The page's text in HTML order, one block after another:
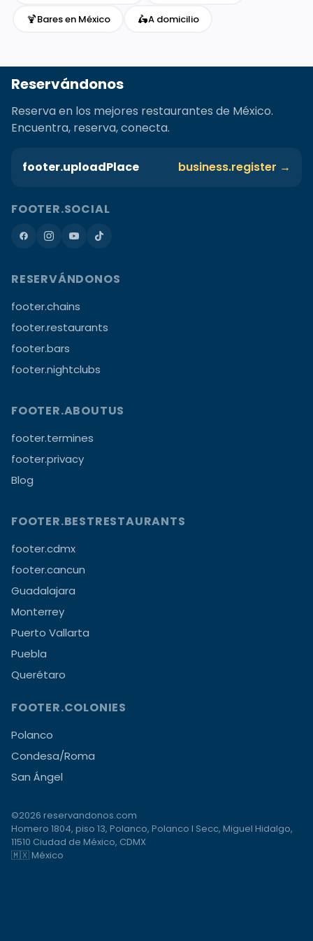
🍹Bares en México 🛵A domicilio
Reservándonos
Reserva en los mejores restaurantes de México.
Encuentra, reserva, conecta.
footer.uploadPlace business.register →
FOOTER.SOCIAL
RESERVÁNDONOS
footer.chains
footer.restaurants
footer.bars
footer.nightclubs
FOOTER.ABOUTUS
footer.termines
footer.privacy
Blog
FOOTER.BESTRESTAURANTS
footer.cdmx
footer.cancun
Guadalajara
Monterrey
Puerto Vallarta
Puebla
Querétaro
FOOTER.COLONIES
Polanco
Condesa/Roma
San Ángel
©2026 reservandonos.com
Homero 1804, piso 13, Polanco, Polanco I Secc, Miguel Hidalgo,
11510 Ciudad de México, CDMX
🇲🇽 México